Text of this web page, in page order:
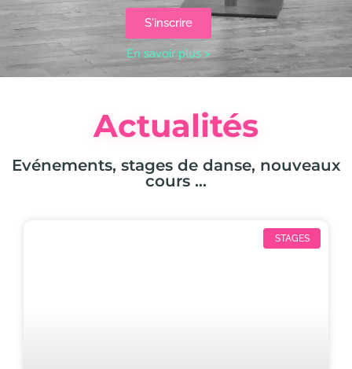
S'inscrire
En savoir plus >
Actualités
Evénements, stages de danse, nouveaux
cours …
STAGES